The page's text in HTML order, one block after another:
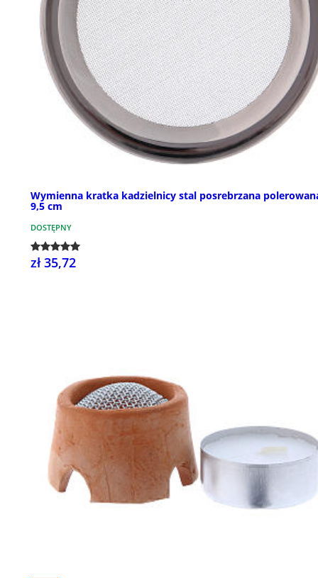
Wymienna kratka kadzielnicy stal posrebrzana
9,5 cm
DOSTĘPNY
zł 35,72